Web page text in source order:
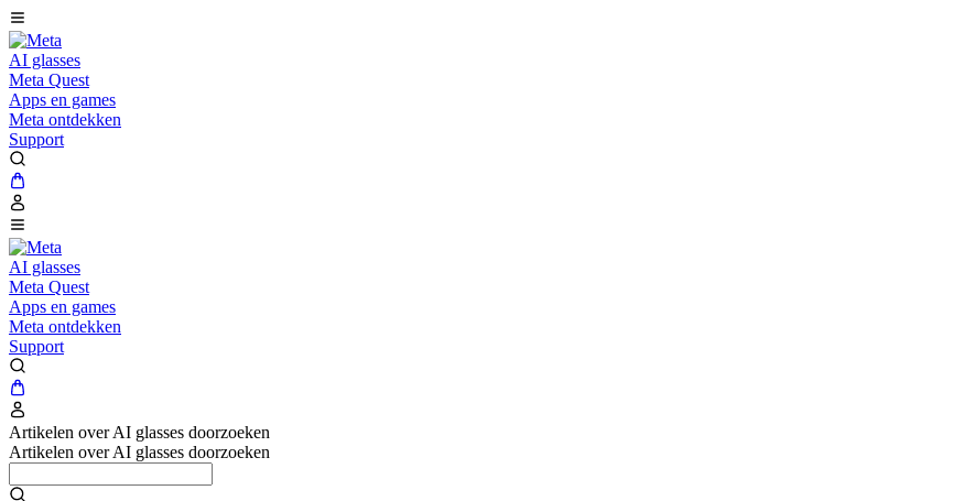
AI glasses
Meta Quest
Apps en games
Meta ontdekken
Support
AI glasses
Meta Quest
Apps en games
Meta ontdekken
Support
Artikelen over AI glasses doorzoeken
Artikelen over AI glasses doorzoeken